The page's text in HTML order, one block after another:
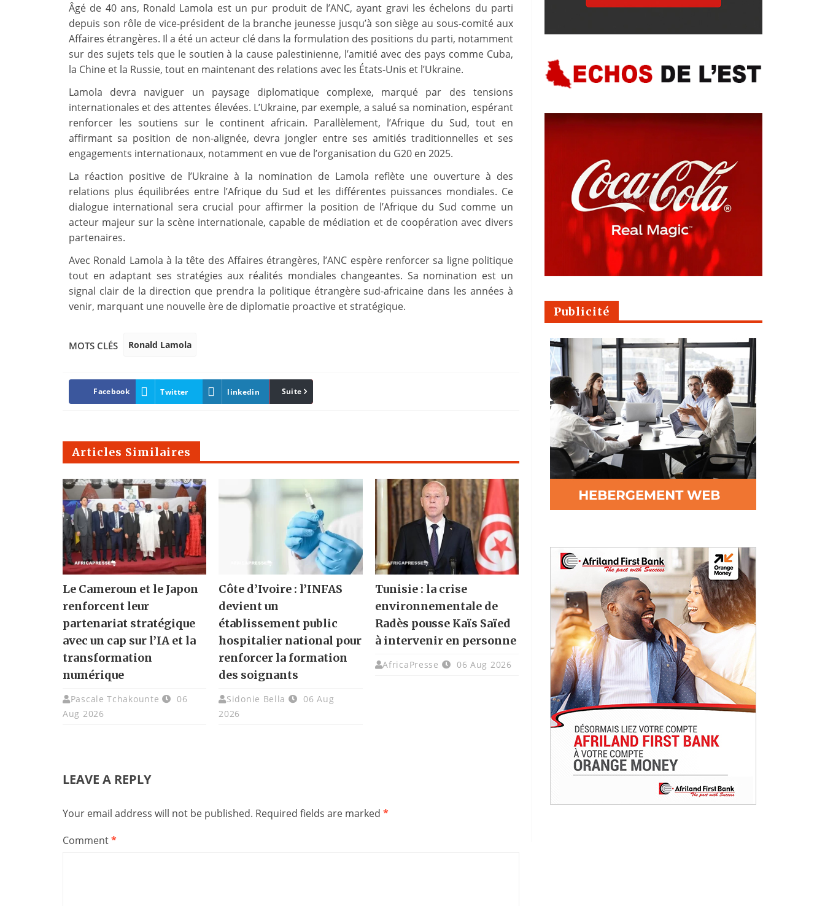
Âgé de 40 ans, Ronald Lamola est un pur produit de l’ANC, ayant gravi les échelons du parti
depuis son rôle de vice-président de la branche jeunesse jusqu’à son siège au sous-comité aux
Affaires étrangères. Il a été un acteur clé dans la formulation des positions du parti, notamment
sur des sujets tels que le soutien à la cause palestinienne, l’amitié avec des pays comme Cuba,
la Chine et la Russie, tout en maintenant des relations avec les États-Unis et l’Ukraine.
Lamola devra naviguer un paysage diplomatique complexe, marqué par des tensions
internationales et des attentes élevées. L’Ukraine, par exemple, a salué sa nomination, espérant
renforcer les soutiens sur le continent africain. Parallèlement, l’Afrique du Sud, tout en
affirmant sa position de non-alignée, devra jongler entre ses amitiés traditionnelles et ses
engagements internationaux, notamment en vue de l’organisation du G20 en 2025.
La réaction positive de l’Ukraine à la nomination de Lamola reflète une ouverture à des
relations plus équilibrées entre l’Afrique du Sud et les différentes puissances mondiales. Ce
dialogue international sera crucial pour affirmer la position de l’Afrique du Sud comme un
acteur majeur sur la scène internationale, capable de médiation et de coopération avec divers
partenaires.
Avec Ronald Lamola à la tête des Affaires étrangères, l’ANC espère renforcer sa ligne politique
tout en adaptant ses stratégies aux réalités mondiales changeantes. Sa nomination est un
signal clair de la direction que prendra la politique étrangère sud-africaine dans les années à
venir, marquant une nouvelle ère de diplomatie proactive et stratégique.
MOTS CLÉS Ronald Lamola
Facebook Twitter linkedin Pinterest
Suite
Articles Similaires
Le Cameroun et le Japon
renforcent leur
partenariat stratégique
avec un cap sur l’IA et la
transformation
numérique
Pascale Tchakounte
06
Aug 2026
Côte d’Ivoire : l’INFAS
devient un
établissement public
hospitalier national pour
renforcer la formation
des soignants
Sidonie Bella
06 Aug
2026
Tunisie : la crise
environnementale de
Radès pousse Kaïs Saïed
à intervenir en personne
AfricaPresse 06 Aug 2026
LEAVE A REPLY
Your email address will not be published. Required fields are marked *
Comment*
Publicité